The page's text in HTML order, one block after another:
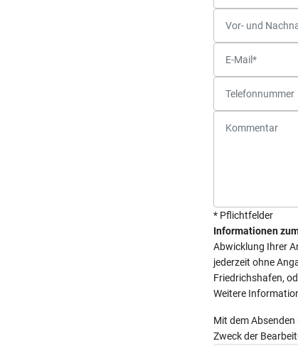
* Pflichtfelder
Informationen
Abwicklung Ihrer
jederzeit ohne
Friedrichshafen,
Weitere
Mit dem
Zweck der